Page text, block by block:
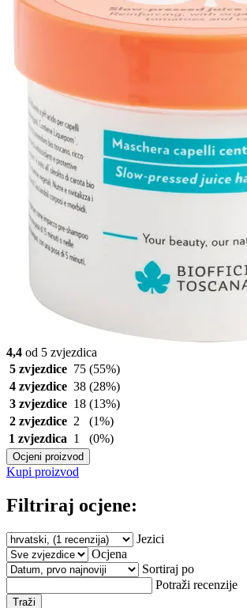
4,4 od 5 zvjezdica
5 zvjezdice 75 (55%)
4 zvjezdice 38 (28%)
3 zvjezdice 18 (13%)
2 zvjezdice 2
(1%)
1 zvjezdica 1 (0%)
Ocjeni proizvod
Kupi proizvod
Filtriraj ocjene:
Jezici
Ocjena
Sortiraj po
Potraži recenzije
Traži